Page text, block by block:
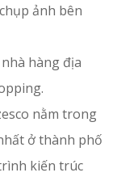
ảnh bên
hàng địa
nằm trong
ở thành phố
kiến trúc